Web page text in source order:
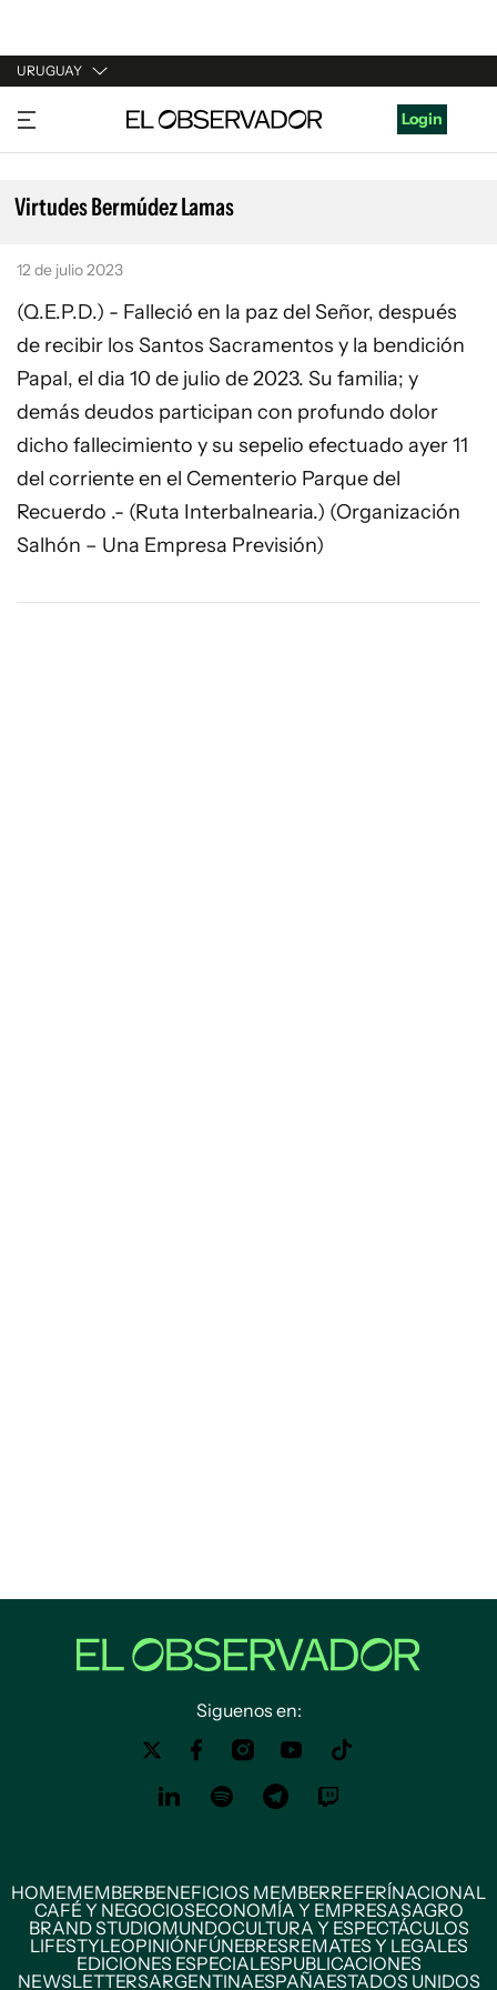
URUGUAY
URUGUAY
ARGENTINA
ESPAÑA
Login
Virtudes Bermúdez Lamas
12 de julio 2023
(Q.E.P.D.) - Falleció en la paz del Señor, después
de recibir los Santos Sacramentos y la bendición
Papal, el dia 10 de julio de 2023. Su familia; y
demás deudos participan con profundo dolor
dicho fallecimiento y su sepelio efectuado ayer 11
del corriente en el Cementerio Parque del
Recuerdo .- (Ruta Interbalnearia.) (Organización
Salhón – Una Empresa Previsión)
Siguenos en:
HOMEMEMBERBENEFICIOS MEMBERREFERÍNACIONAL
CAFÉ Y NEGOCIOSECONOMÍA Y EMPRESASAGRO
BRAND STUDIOMUNDOCULTURA Y ESPECTÁCULOS
LIFESTYLEOPINIÓNFÚNEBRESREMATES Y LEGALES
EDICIONES ESPECIALESPUBLICACIONES
NEWSLETTERSARGENTINAESPAÑAESTADOS UNIDOS